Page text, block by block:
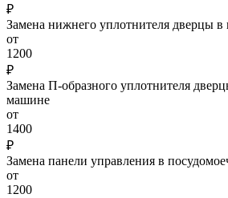
₽
Замена нижнего уплотнителя дверцы
от
1200
₽
Замена П-образного уплотнителя
машине
от
1400
₽
Замена панели управления в
от
1200